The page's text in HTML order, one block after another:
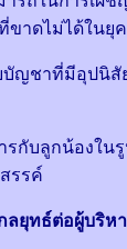
ขาดไม่ได้ในยุ
บัญชาที่มีอุปนิ
รกับลูกน้องใ
รรค์
ลยุทธ์ต่อผู้บริห